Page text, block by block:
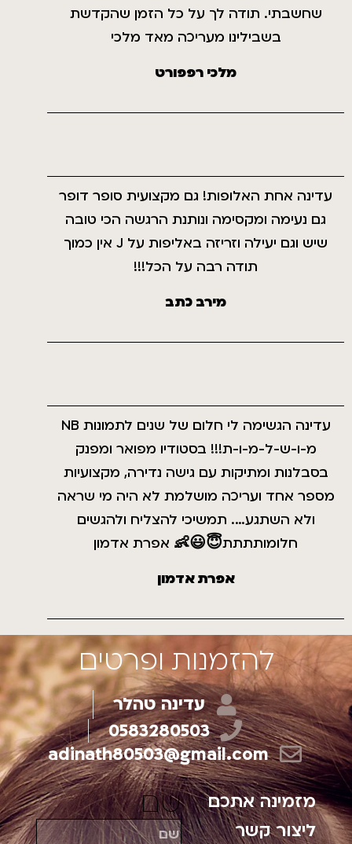
שחשבתי. תודה לך על כל הזמן שהקדשת
בשבילינו מעריכה מאד מלכי
מלכי רפפורט
עדינה אחת האלופות! גם מקצועית סופר דופר
גם נעימה ומקסימה ונותנת הרגשה הכי טובה
שיש וגם יעילה וזריזה באליפות על J אין כמוך
תודה רבה על הכל!!!
מירב כתב
עדינה הגשימה לי חלום של שנים לתמונות NB
מ-ו-ש-ל-מ-ו-ת!!! בסטודיו מפואר ומפנק
בסבלנות ומתיקות עם גישה נדירה, מקצועיות
מספר אחד ועריכה מושלמת לא היה מי שראה
ולא השתגע…. תמשיכי להצליח ולהגשים
חלומותתתת😇😃👶 אפרת אדמון
אפרת אדמון
להזמנות ופרטים
עדינה טהלר
0583280503
adinath80503@gmail.com
מזמינה אתכם
ליצור קשר
שם